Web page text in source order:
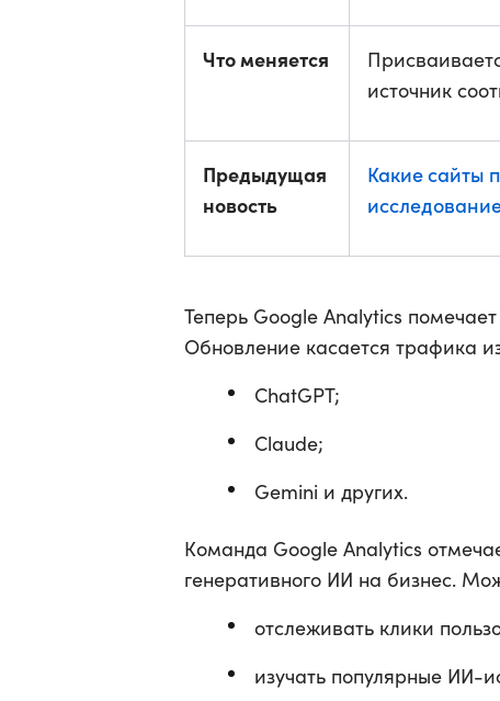
Что меняется
источник
Предыдущая
новость
Какие сайты
Теперь Google Analytics
Обновление касается трафика
ChatGPT;
Claude;
Gemini и других.
Команда Google Analytics
генеративного ИИ на бизнес.
отслеживать клики
изучать популярные ИИ-